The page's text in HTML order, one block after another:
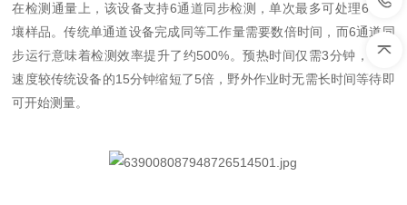
在检测通量上，该设备支持6通道同步检测，单次最多可处理6个土
壤样品。传统单通道设备完成同等工作量需要数倍时间，而6通道同
步运行意味着检测效率提升了约500%。预热时间仅需3分钟，响应
速度较传统设备的15分钟缩短了5倍，野外作业时无需长时间等待即
可开始测量。